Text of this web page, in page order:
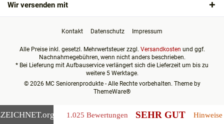
Wir versenden mit
Kontakt Datenschutz Impressum
Alle Preise inkl. gesetzl. Mehrwertsteuer zzgl. Versandkosten und ggf.
Nachnahmegebühren, wenn nicht anders beschrieben.
* Bei Lieferung mit Aufbauservice verlängert sich die Lieferzeit um bis zu
weitere 5 Werktage.
© 2026 MC Seniorenprodukte - Alle Rechte vorbehalten. Theme by
ThemeWare®
.org 1.025 Bewertungen SEHR GUT Hinweise